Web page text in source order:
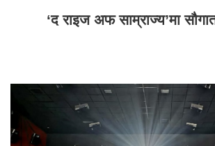
‘द राइज अफ साम्राज्य’मा